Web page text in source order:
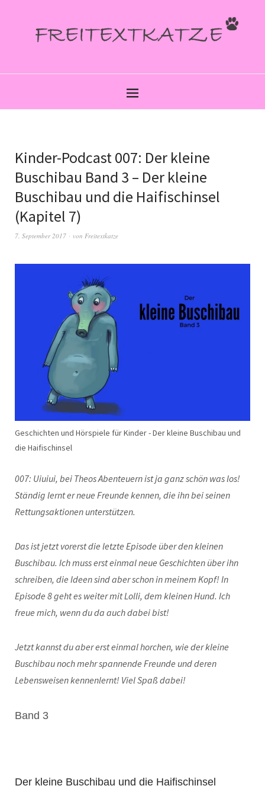
Kinder-Podcast 007: Der kleine
Buschibau Band 3 – Der kleine
Buschibau und die Haifischinsel
(Kapitel 7)
7. September 2017 von Freitextkatze
Geschichten und Hörspiele für Kinder - Der kleine Buschibau und
die Haifischinsel
007: Uiuiui, bei Theos Abenteuern ist ja ganz schön was los!
Ständig lernt er neue Freunde kennen, die ihn bei seinen
Rettungsaktionen unterstützen.
Das ist jetzt vorerst die letzte Episode über den kleinen
Buschibau. Ich muss erst einmal neue Geschichten über ihn
schreiben, die Ideen sind aber schon in meinem Kopf! In
Episode 8 geht es weiter mit Lolli, dem kleinen Hund. Ich
freue mich, wenn du da auch dabei bist!
Jetzt kannst du aber erst einmal horchen, wie der kleine
Buschibau noch mehr spannende Freunde und deren
Lebensweisen kennenlernt! Viel Spaß dabei!
Band 3
Der kleine Buschibau und die Haifischinsel